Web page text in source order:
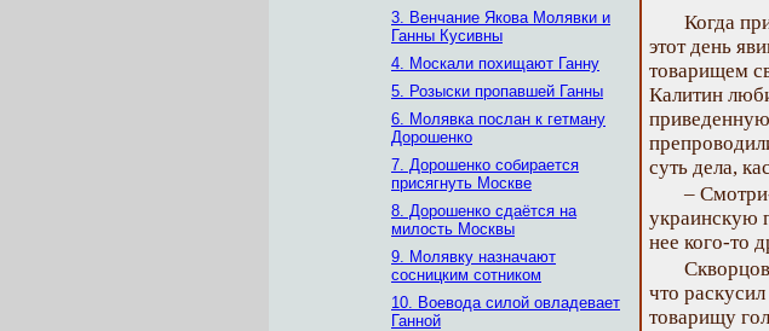
3. Венчание Якова Молявки и
Ганны Кусивны
4. Москали похищают Ганну
5. Розыски пропавшей Ганны
6. Молявка послан к гетману
Дорошенко
7. Дорошенко собирается
присягнуть Москве
8. Дорошенко сдаётся на
милость Москвы
9. Молявку назначают
сосницким сотником
10. Воевода силой овладевает
Ганной
Когда
этот день
товарищем
Калитин
суть дела,
–
украинскую
нее кого-то
что
товарищу